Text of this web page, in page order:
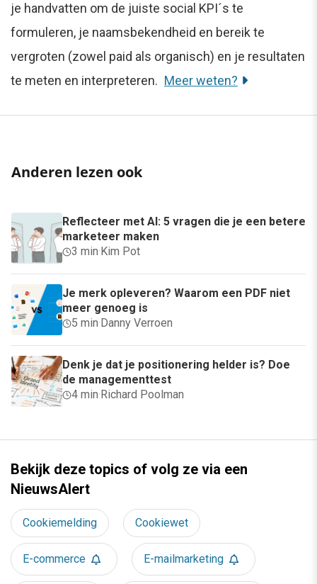
je handvatten om de juiste social KPI´s te
formuleren, je naamsbekendheid en bereik te
vergroten (zowel paid als organisch) en je resultaten
te meten en interpreteren. Meer weten?
Anderen lezen ook
Reflecteer met AI: 5 vragen die je een betere
marketeer maken
3 min· Kim Pot
Je merk opleveren? Waarom een PDF niet
meer genoeg is
5 min· Danny Verroen
Denk je dat je positionering helder is? Doe
de managementtest
4 min· Richard Poolman
Bekijk deze topics of volg ze via een
NieuwsAlert
Cookiemelding Cookiewet
E-commerce E-mailmarketing